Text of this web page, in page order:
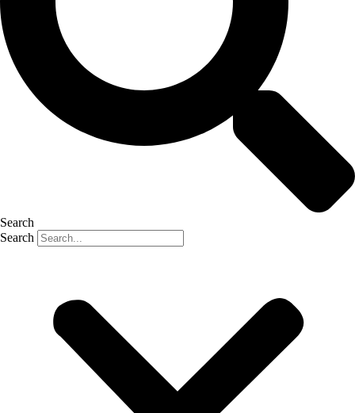
Search
Search